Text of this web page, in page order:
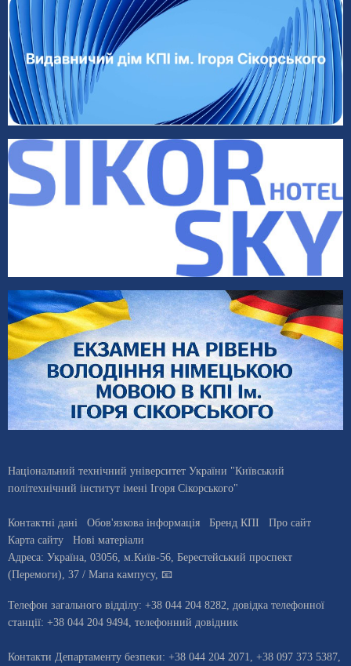
Національний технічний університет України "Київський
політехнічний інститут імені Ігоря Сікорського"
Контактні дані Обов'язкова інформація Бренд КПІ
Про сайт
Карта сайту
Нові матеріали
Адреса: Україна 03056 , м. Київ-56, Берестейський проспект
(Перемоги), 37 / Мапа кампусу, 📧
Телефон загального відділу: +38 044 204 8282 , довiдка телефонної
станцiї: +38 044 204 9494 телефонний довідник
Контакти Департаменту безпеки: +38 044 204 2071, +38 097 373 5387,